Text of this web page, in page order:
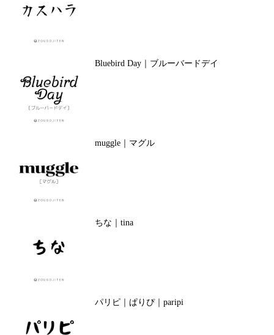
Bluebird Day｜ブルーバードデイ
muggle｜マグル
ちな｜tina
パリピ｜ぱりぴ｜paripi